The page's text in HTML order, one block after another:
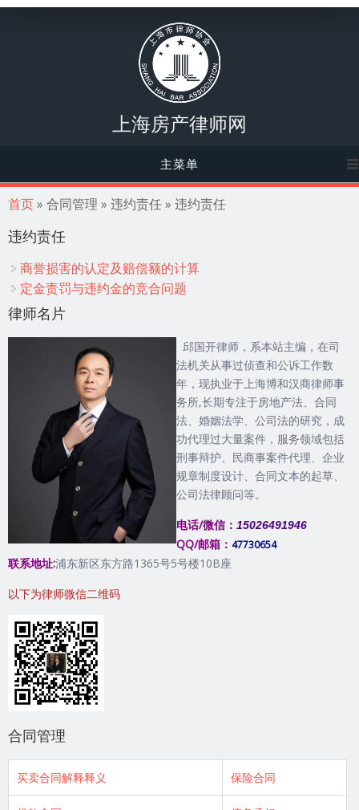
上海房产律师网
主菜单
你在这里
首页» 合同管理 » 违约责任 » 违约责任
违约责任
商誉损害的认定及赔偿额的计算
定金责罚与违约金的竞合问题
律师名片
邱国开律师，系本站主编，在司
法机关从事过侦查和公诉工作数
年，现执业于上海博和汉商律师事
务所,长期专注于房地产法、合同
法、婚姻法学、公司法的研究，成
功代理过大量案件，服务领域包括
刑事辩护、民商事案件代理、企业
规章制度设计、合同文本的起草、
公司法律顾问等。
电话/微信： 15026491946
QQ/邮箱： 47730654
联系地址:浦东新区东方路1365号5号楼10B座
以下为律师微信二维码
合同管理
买卖合同解释释义 保险合同